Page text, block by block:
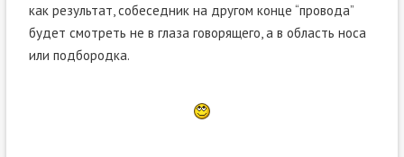
как результат, собеседник на другом конце “провода”
будет смотреть не в глаза говорящего, а в область носа
или подбородка.